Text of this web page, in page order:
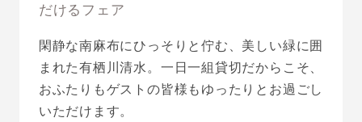
だけるフェア
閑静な南麻布にひっそりと佇む、美しい緑に囲
まれた有栖川清水。一日一組貸切だからこそ、
おふたりもゲストの皆様もゆったりとお過ごし
いただけます。